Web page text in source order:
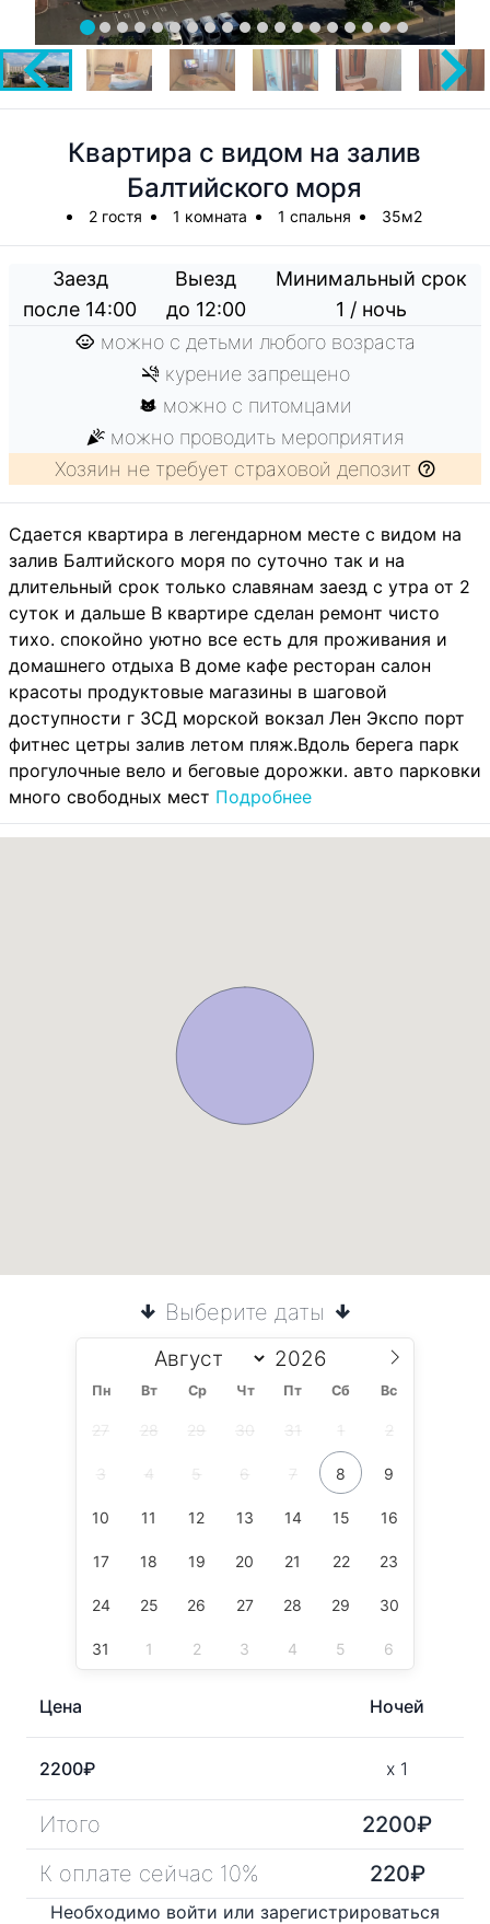
Квартира с видом на залив
Балтийского моря
2 гостя 1 комната 1 спальня 35м2
Заезд
после 14:00
Выезд
до 12:00
Минимальный срок
1 / ночь
можно с детьми любого возраста
курение запрещено
можно с питомцами
можно проводить мероприятия
Хозяин не требует страховой депозит
Сдается квартира в легендарном месте с видом на
залив Балтийского моря по суточно так и на
длительный срок только славянам заезд с утра от 2
суток и дальше В квартире сделан ремонт чисто
тихо. спокойно уютно все есть для проживания и
домашнего отдыха В доме кафе ресторан салон
красоты продуктовые магазины в шаговой
доступности г ЗСД морской вокзал Лен Экспо порт
фитнес цетры залив летом пляж.Вдоль берега парк
прогулочные вело и беговые дорожки. авто парковки
много свободных мест Подробнее
Выберите даты
Пн Вт Ср Чт Пт Сб Вс
27 28 29 30 31 1 2
3 4 5 6 7 8 9
10 11 12 13 14 15 16
17 18 19 20 21 22 23
24 25 26 27 28 29 30
31 1 2 3 4 5 6
Цена Ночей
2200₽ x 1
Итого 2200₽
К оплате сейчас 10%
220₽
Необходимо войти или зарегистрироваться